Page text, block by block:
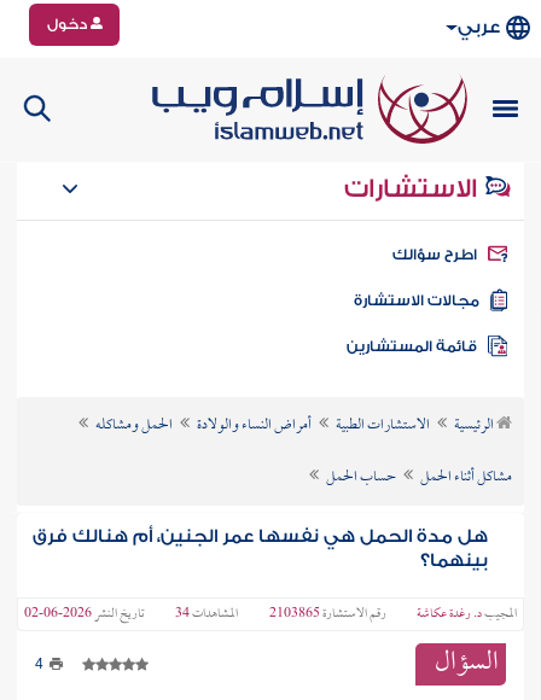
عربي دخول
الاستشارات
سؤالك
الاستشارة
الرئيسية الاستشارات الطبية أمراض النساء والولادة
الحمل ومشاكله
مشاكل أثناء الحمل
حساب الحمل
هل مدة الحمل هي نفسها عمر الجنين، أم هنالك فرق
بينهما؟
المجيبد. رغدة عكاشة رقم الاستشارة2103865 المشاهدات34 تاريخ النشر2026-06-02
السؤال 4